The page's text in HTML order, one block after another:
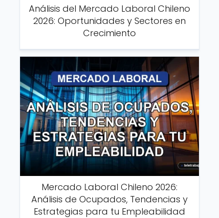
Análisis del Mercado Laboral Chileno
2026: Oportunidades y Sectores en
Crecimiento
Mercado Laboral Chileno 2026:
Análisis de Ocupados, Tendencias y
Estrategias para tu Empleabilidad